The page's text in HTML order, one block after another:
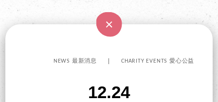
NEWS 最新消息 CHARITY EVENTS 愛心公益
12.24